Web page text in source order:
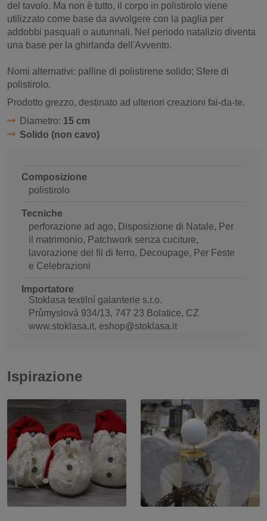
del tavolo. Ma non è tutto, il corpo in polistirolo viene
utilizzato come base da avvolgere con la paglia per
addobbi pasquali o autunnali. Nel periodo natalizio diventa
una base per la ghirlanda dell'Avvento.
Nomi alternativi: palline di polistirene solido; Sfere di
polistirolo.
Prodotto grezzo, destinato ad ulteriori creazioni fai-da-te.
Diametro: 15 cm
Solido (non cavo)
Composizione
polistirolo
Tecniche
perforazione ad ago, Disposizione di Natale, Per
il matrimonio, Patchwork senza cuciture,
lavorazione del fil di ferro, Decoupage, Per Feste
e Celebrazioni
Importatore
Stoklasa textilní galanterie s.r.o.
Průmyslová 934/13, 747 23 Bolatice, CZ
www.stoklasa.it, eshop@stoklasa.it
Ispirazione